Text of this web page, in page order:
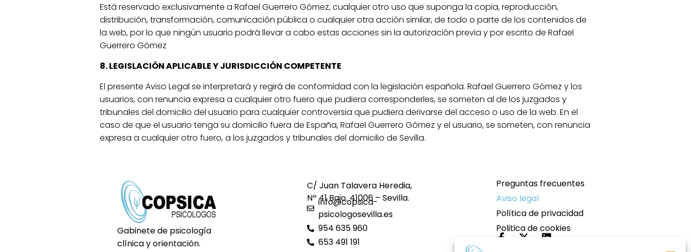
Está reservado exclusivamente a Rafael Guerrero Gómez, cualquier otro uso que suponga la copia, reproducción,
distribución, transformación, comunicación pública o cualquier otra acción similar, de todo o parte de los contenidos de
la web, por lo que ningún usuario podrá llevar a cabo estas acciones sin la autorización previa y por escrito de Rafael
Guerrero Gómez
8. LEGISLACIÓN APLICABLE Y JURISDICCIÓN COMPETENTE
El presente Aviso Legal se interpretará y regirá de conformidad con la legislación española. Rafael Guerrero Gómez y los
usuarios, con renuncia expresa a cualquier otro fuero que pudiera corresponderles, se someten al de los juzgados y
tribunales del domicilio del usuario para cualquier controversia que pudiera derivarse del acceso o uso de la web. En el
caso de que el usuario tenga su domicilio fuera de España, Rafael Guerrero Gómez y el usuario, se someten, con renuncia
expresa a cualquier otro fuero, a los juzgados y tribunales del domicilio de Sevilla.
Gabinete de psicología
clínica y orientación.
C/ Juan Talavera Heredia,
Nº 41 Bajo. 41006 – Sevilla.
info@copsica-
psicologosevilla.es
954 635 960
653 491 191
Preguntas frecuentes
Aviso legal
Política de privacidad
Politica de cookies